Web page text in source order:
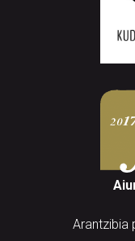
Arantzibia